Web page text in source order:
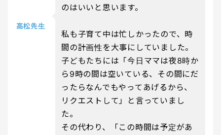
高松先生
のはいいと思います。
私も子育て中は忙しかったので、時
間の計画性を大事にしていました。
子どもたちには「今日ママは夜8時か
ら9時の間は空いている、その間にだ
ったらなんでもやってあげるから、
リクエストして」と言っていまし
た。
その代わり、「この時間は予定があ